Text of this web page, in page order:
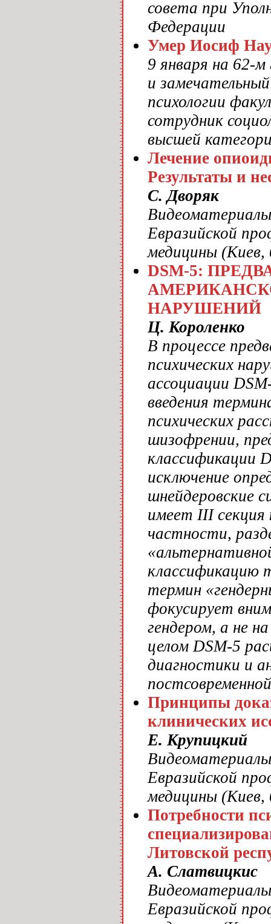
совета при
Федерации
Умер Иосиф
9 января на 62-
и
психологии
сотрудник
высшей
Лечение
Результаты и
С. Дворяк
Евразийской
медицины (Киев,
DSM-5:
НАРУШЕНИЙ
Ц. Короленко
В процессе
психических
ассоциации
введения
психических
шизофрении,
классификации
исключение
шнейдеровские
имеет III секция
частности,
классификацию
термин
фокусирует
гендером, а не
целом DSM-5
диагностики и
Принципы
клинических
Е. Крупицкий
Евразийской
медицины (Киев,
Потребности
Литовской
А. Слатвицкис
Евразийской